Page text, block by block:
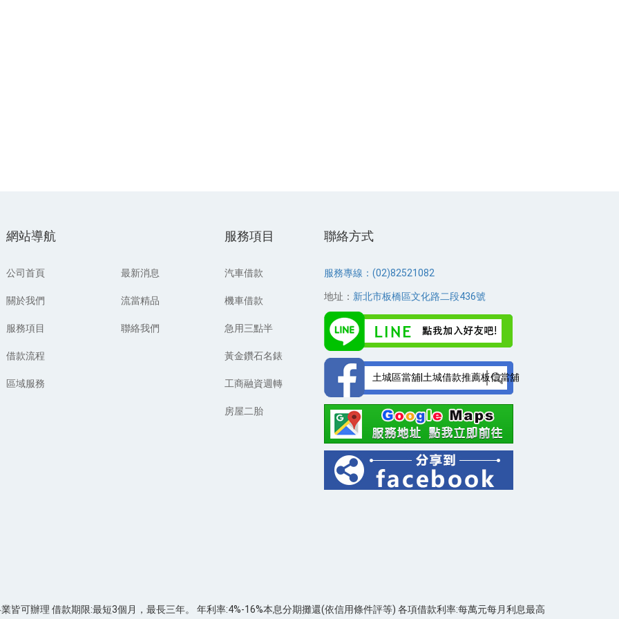
網站導航
公司首頁
關於我們
服務項目
借款流程
區域服務
最新消息
流當精品
聯絡我們
服務項目
汽車借款
機車借款
急用三點半
黃金鑽石名錶
工商融資週轉
房屋二胎
聯絡方式
服務專線：(02)82521082
地址： 新北市板橋區文化路二段436號
土城區當舖|土城借款推薦板信當舖
皆可辦理 借款期限:最短3個月，最長三年。 年利率:4%-16%本息分期攤還(依信用條件評等) 各項借款利率:每萬元每月利息最高